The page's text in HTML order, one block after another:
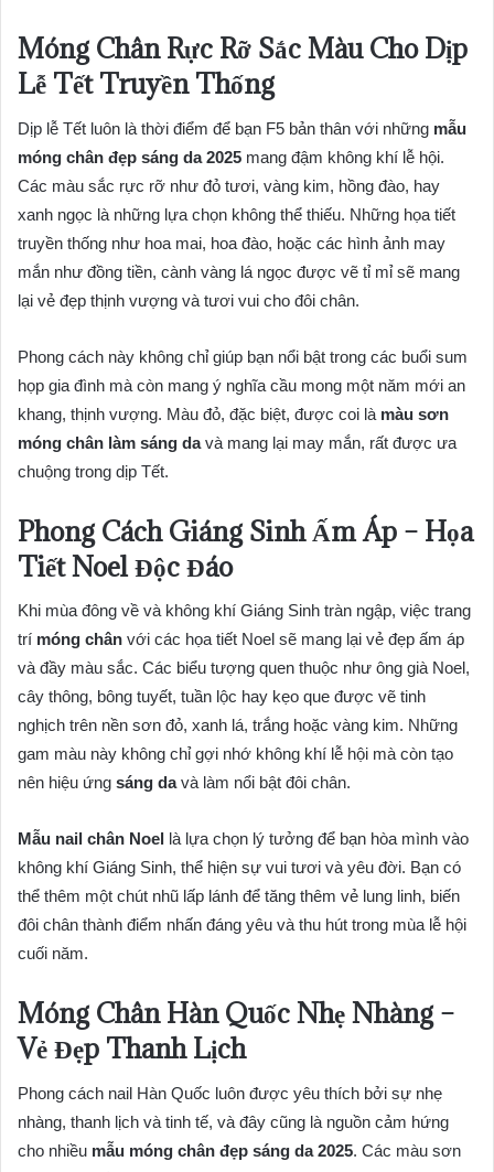
Móng Chân Rực Rỡ Sắc Màu Cho Dịp
Lễ Tết Truyền Thống
Dịp lễ Tết luôn là thời điểm để bạn F5 bản thân với những mẫu
móng chân đẹp sáng da 2025 mang đậm không khí lễ hội.
Các màu sắc rực rỡ như đỏ tươi, vàng kim, hồng đào, hay
xanh ngọc là những lựa chọn không thể thiếu. Những họa tiết
truyền thống như hoa mai, hoa đào, hoặc các hình ảnh may
mắn như đồng tiền, cành vàng lá ngọc được vẽ tỉ mỉ sẽ mang
lại vẻ đẹp thịnh vượng và tươi vui cho đôi chân.
Phong cách này không chỉ giúp bạn nổi bật trong các buổi sum
họp gia đình mà còn mang ý nghĩa cầu mong một năm mới an
khang, thịnh vượng. Màu đỏ, đặc biệt, được coi là màu sơn
móng chân làm sáng davà mang lại may mắn, rất được ưa
chuộng trong dịp Tết.
Phong Cách Giáng Sinh Ấm Áp – Họa
Tiết Noel Độc Đáo
Khi mùa đông về và không khí Giáng Sinh tràn ngập, việc trang
trí móng chân với các họa tiết Noel sẽ mang lại vẻ đẹp ấm áp
và đầy màu sắc. Các biểu tượng quen thuộc như ông già Noel,
cây thông, bông tuyết, tuần lộc hay kẹo que được vẽ tinh
nghịch trên nền sơn đỏ, xanh lá, trắng hoặc vàng kim. Những
gam màu này không chỉ gợi nhớ không khí lễ hội mà còn tạo
nên hiệu ứng sáng davà làm nổi bật đôi chân.
Mẫu nail chân Noel là lựa chọn lý tưởng để bạn hòa mình vào
không khí Giáng Sinh, thể hiện sự vui tươi và yêu đời. Bạn có
thể thêm một chút nhũ lấp lánh để tăng thêm vẻ lung linh, biến
đôi chân thành điểm nhấn đáng yêu và thu hút trong mùa lễ hội
cuối năm.
Móng Chân Hàn Quốc Nhẹ Nhàng –
Vẻ Đẹp Thanh Lịch
Phong cách nail Hàn Quốc luôn được yêu thích bởi sự nhẹ
nhàng, thanh lịch và tinh tế, và đây cũng là nguồn cảm hứng
cho nhiều mẫu móng chân đẹp sáng da 2025. Các màu sơn